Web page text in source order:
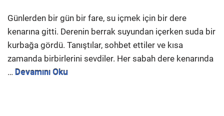
Günlerden bir gün bir fare, su içmek için bir dere
kenarına gitti. Derenin berrak suyundan içerken suda bir
kurbağa gördü. Tanıştılar, sohbet ettiler ve kısa
zamanda birbirlerini sevdiler. Her sabah dere kenarında
… Devamını Oku